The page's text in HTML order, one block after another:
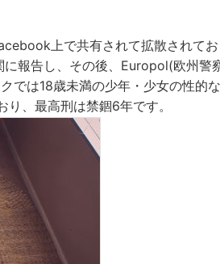
上で共有されて拡散されてお
報告し、その後、Europol(欧州警
では18歳未満の少年・少女の性的な
、最高刑は禁錮6年です。